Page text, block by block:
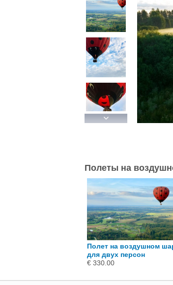
Next
Previous
Полеты на
Полет на воздушном
для двух персон
€ 330.00